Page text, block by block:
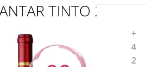
+
4
2
TINTO 2010